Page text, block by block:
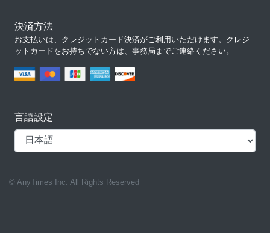
決済方法
お支払いは、クレジットカード決済がご利用いただけます。クレジ
ットカードをお持ちでない方は、事務局までご連絡ください。
言語設定
© AnyTimes Inc. All Rights Reserved